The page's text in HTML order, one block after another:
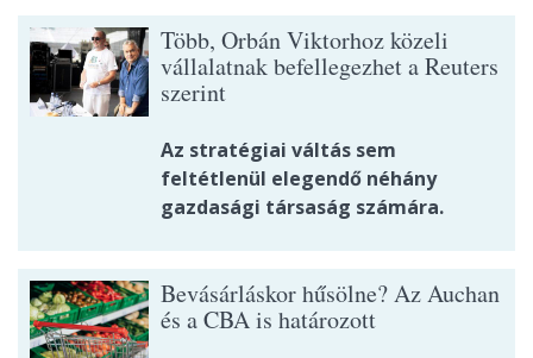
Több, Orbán Viktorhoz közeli
vállalatnak befellegezhet a Reuters
szerint
Az stratégiai váltás sem
feltétlenül elegendő néhány
gazdasági társaság számára.
Bevásárláskor hűsölne? Az Auchan
és a CBA is határozott